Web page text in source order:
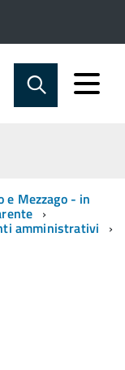
e Mezzago - in
amministrativi